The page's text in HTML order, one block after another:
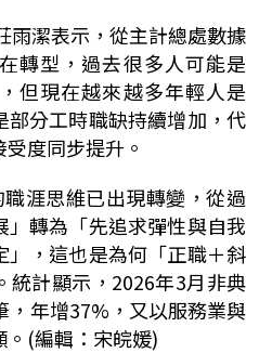
雨潔表示，從主計總處數據
轉型，過去很多人可能是
但現在越來越多年輕人是
部分工時職缺持續增加，代
度同步提升。
涯思維已出現轉變，從過
轉為「先追求彈性與自我
」，這也是為何「正職＋斜
統計顯示，2026年3月非典
，年增37%，又以服務業與
。(編輯：宋皖媛)